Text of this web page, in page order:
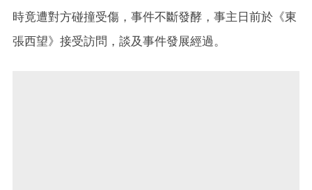
時竟遭對方碰撞受傷，事件不斷發酵，事主日前於《東
張西望》接受訪問，談及事件發展經過。